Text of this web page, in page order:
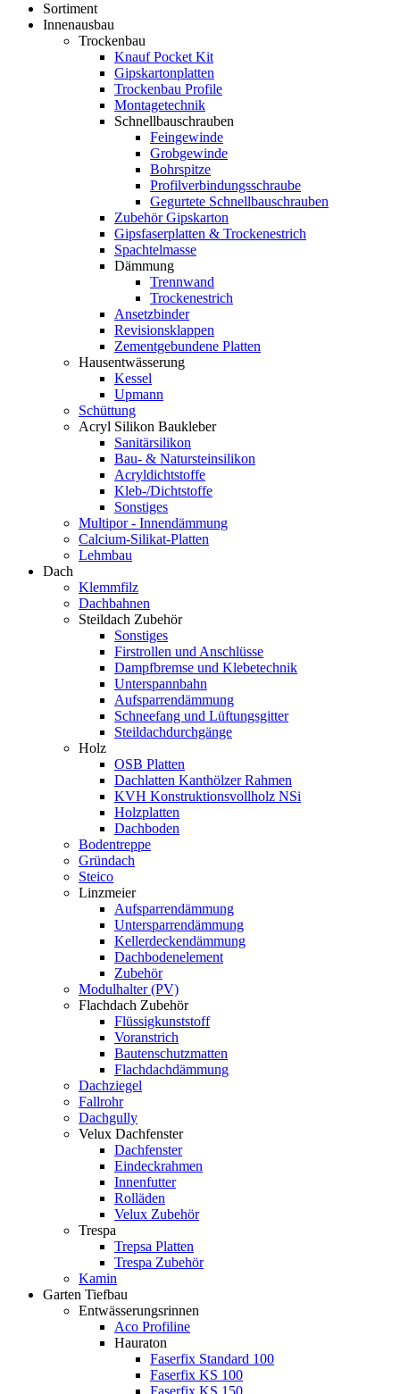
Sortiment
Innenausbau
Trockenbau
Knauf Pocket Kit
Gipskartonplatten
Trockenbau Profile
Montagetechnik
Schnellbauschrauben
Feingewinde
Grobgewinde
Bohrspitze
Profilverbindungsschraube
Gegurtete Schnellbauschrauben
Zubehör Gipskarton
Gipsfaserplatten & Trockenestrich
Spachtelmasse
Dämmung
Trennwand
Trockenestrich
Ansetzbinder
Revisionsklappen
Zementgebundene Platten
Hausentwässerung
Kessel
Upmann
Schüttung
Acryl Silikon Baukleber
Sanitärsilikon
Bau- & Natursteinsilikon
Acryldichtstoffe
Kleb-/Dichtstoffe
Sonstiges
Multipor - Innendämmung
Calcium-Silikat-Platten
Lehmbau
Dach
Klemmfilz
Dachbahnen
Steildach Zubehör
Sonstiges
Firstrollen und Anschlüsse
Dampfbremse und Klebetechnik
Unterspannbahn
Aufsparrendämmung
Schneefang und Lüftungsgitter
Steildachdurchgänge
Holz
OSB Platten
Dachlatten Kanthölzer Rahmen
KVH Konstruktionsvollholz NSi
Holzplatten
Dachboden
Bodentreppe
Gründach
Steico
Linzmeier
Aufsparrendämmung
Untersparrendämmung
Kellerdeckendämmung
Dachbodenelement
Zubehör
Modulhalter (PV)
Flachdach Zubehör
Flüssigkunststoff
Voranstrich
Bautenschutzmatten
Flachdachdämmung
Dachziegel
Fallrohr
Dachgully
Velux Dachfenster
Dachfenster
Eindeckrahmen
Innenfutter
Rolläden
Velux Zubehör
Trespa
Trepsa Platten
Trespa Zubehör
Kamin
Garten Tiefbau
Entwässerungsrinnen
Aco Profiline
Hauraton
Faserfix Standard 100
Faserfix KS 100
Faserfix KS 150